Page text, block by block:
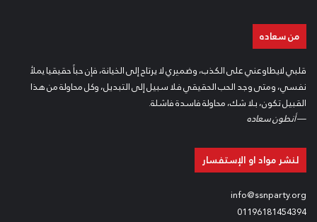
من سعاده
قلبي لايطاوعني على الكذب، وضميري لا يرتاح إلى الخيانة، فإن حباً حقيقيا يملأ
نفسي، ومتى وجد الحب الحقيقي فلا سبيل إلى التبديل، وكل محاولة من هذا
القبيل تكون، بلا شك، محاولة فاسدة فاشلة.
—أنطون سعاده
لنشر مواد او الإستفسار
info@ssnparty.org
01196181454394